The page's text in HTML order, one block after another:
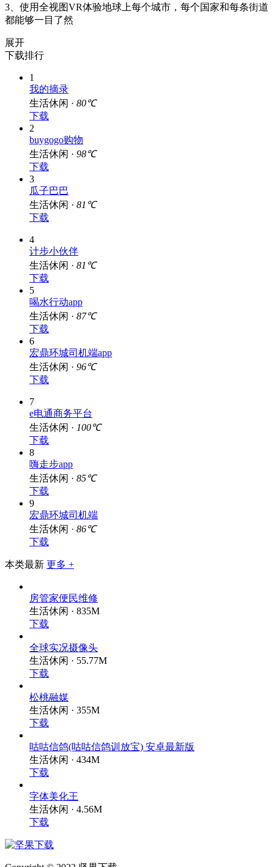
都能够一目了然
下载排行
我的摘录
生活休闲 ·
下载
2
buygogo购物
生活休闲 ·98℃
下载
3
瓜子巴巴
生活休闲 ·
81℃
下载
4
计步小伙伴
生活休闲 · 81℃
下载
5
喝水行动app
生活休闲 · 87℃
下载
6
宏鼎环城司机端app
生活休闲 · 96℃
下载
7
e电通商务平台
生活休闲 · 100℃
下载
8
嗨走步app
生活休闲 · 85℃
下载
9
宏鼎环城司机端
生活休闲 · 86℃
下载
本类最新 更多 +
房管家便民维修
生活休闲 · 835M
下载
全球实况摄像头
生活休闲 · 55.77M
松桃融媒
生活休闲 · 355M
咕咕信鸽(咕咕信鸽训放宝) 安卓最新版
生活休闲 · 434M
字体美化王
生活休闲 · 4.56M